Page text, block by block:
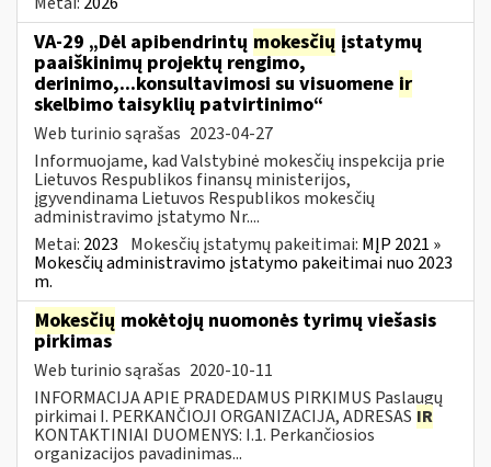
VA-29 „Dėl apibendrintų mokesčių įstatymų
paaiškinimų projektų rengimo,
derinimo,...konsultavimosi su visuomene ir
skelbimo taisyklių patvirtinimo“
Web turinio sąrašas 2023-04-27
Informuojame, kad Valstybinė mokesčių inspekcija prie
Lietuvos Respublikos finansų ministerijos,
įgyvendinama Lietuvos Respublikos mokesčių
administravimo įstatymo Nr....
Metai: 2023 Mokesčių įstatymų pakeitimai: MĮP 2021 »
Mokesčių administravimo įstatymo pakeitimai nuo 2023
m.
Mokesčių mokėtojų nuomonės tyrimų viešasis
pirkimas
Web turinio sąrašas 2020-10-11
INFORMACIJA APIE PRADEDAMUS PIRKIMUS Paslaugų
pirkimai I. PERKANČIOJI ORGANIZACIJA, ADRESAS IR
KONTAKTINIAI DUOMENYS: I.1. Perkančiosios
organizacijos pavadinimas...